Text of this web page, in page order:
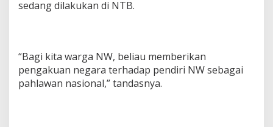
sedang dilakukan di NTB.
“Bagi kita warga NW, beliau memberikan
pengakuan negara terhadap pendiri NW sebagai
pahlawan nasional,” tandasnya.